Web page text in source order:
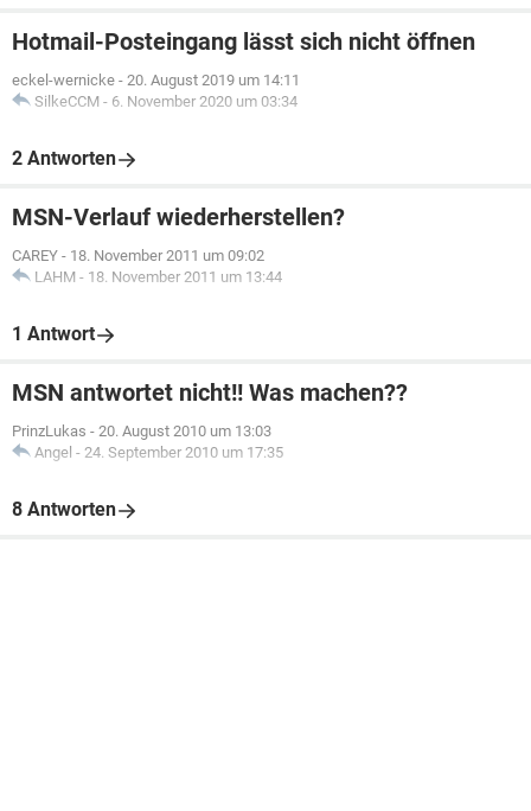
Hotmail-Posteingang lässt sich nicht öffnen
eckel-wernicke - 20. August 2019 um 14:11
SilkeCCM - 6. November 2020 um 03:34
2 Antworten
MSN-Verlauf wiederherstellen?
CAREY - 18. November 2011 um 09:02
LAHM - 18. November 2011 um 13:44
1 Antwort
MSN antwortet nicht!! Was machen??
PrinzLukas - 20. August 2010 um 13:03
Angel - 24. September 2010 um 17:35
8 Antworten